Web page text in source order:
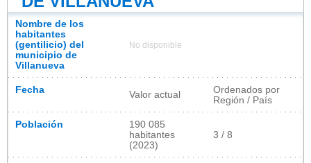
Nombre de los
habitantes
(gentilicio) del
municipio de
Villanueva
No disponible
Fecha Valor actual
Ordenados por
Región / País
Población
190 085
habitantes
(2023)
3 / 8